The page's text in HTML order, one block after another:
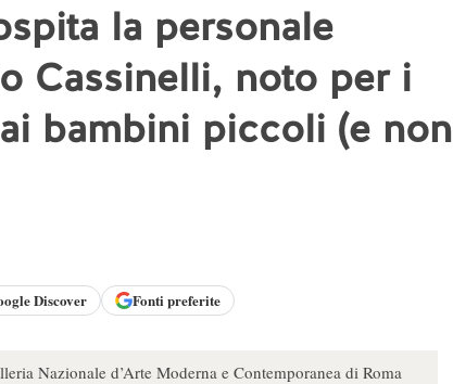
la personale
Cassinelli, noto per i
bambini piccoli (e non
Discover Fonti preferite
Nazionale d’Arte Moderna e Contemporanea di Roma